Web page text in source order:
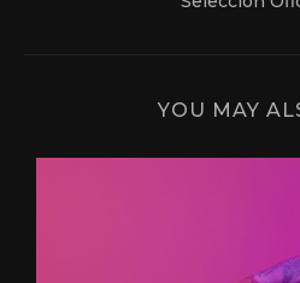
YOU MAY